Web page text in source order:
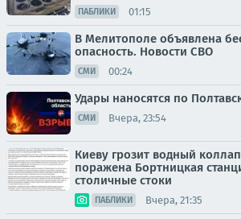
ПАБЛИКИ 01:15
В Мелитополе объявлена
опасность. Новости СВО
СМИ 00:24
Удары наносятся по
СМИ Вчера, 23:54
Киеву грозит водный
поражена Бортницкая
столичные стоки
ПАБЛИКИ Вчера, 21:35